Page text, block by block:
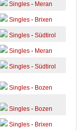
Singles - Meran
Singles - Brixen
Singles - Südtirol
Singles - Meran
Singles - Südtirol
Singles - Bozen
Singles - Bozen
Singles - Brixen